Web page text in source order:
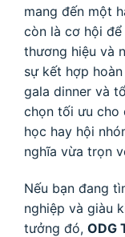
mang đến một
còn là cơ hội
thương hiệu và
sự kết hợp
gala dinner và
chọn tối ưu cho
học hay hội
nghĩa vừa trọn
Nếu bạn đang
nghiệp và giàu
tưởng đó, ODG